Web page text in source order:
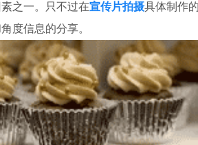
之一。只不过在宣传片拍摄具体制作
度信息的分享。